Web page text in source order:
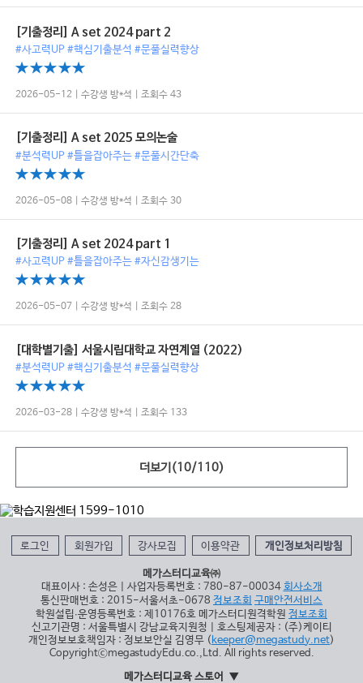
[기출정리] A set 2024 part 2
#사고력UP #핵심기출분석 #문풀실력향상
2026-05-12 | 수강생 방*석 | 조회수 43
[기출정리] A set 2025 모의논술
#분석력UP #틀을잡아주는 #문풀시간단축
2026-05-08 | 수강생 방*석 | 조회수 30
[기출정리] A set 2024 part 1
#사고력UP #틀을잡아주는 #자신감생기는
2026-05-07 | 수강생 방*석 | 조회수 28
[대학별기출] 서울시립대학교 자연계열 (2022)
#분석력UP #핵심기출분석 #문풀실력향상
2026-03-28 | 수강생 방*석 | 조회수 133
더보기(10/110)
로그인 회원가입 강사모집 이용약관 개인정보처리방침
메가스터디교육㈜
대표이사 : 손성은 | 사업자등록번호 : 780-87-00034 회사소개
통신판매번호 : 2015-서울서초-0678 정보조회 구매안전서비스
학원설립∙운영등록번호 : 제10176호 메가스터디원격학원 정보조회
신고기관명 : 서울특별시 강남교육지원청 | 호스팅제공자 : (주)케이티
개인정보보호책임자 : 정보보안실 김영무 ( keeper@megastudy.net)
CopyrightⓒmegastudyEdu.co.,Ltd. All rights reserved.
메가스터디교육 스토어